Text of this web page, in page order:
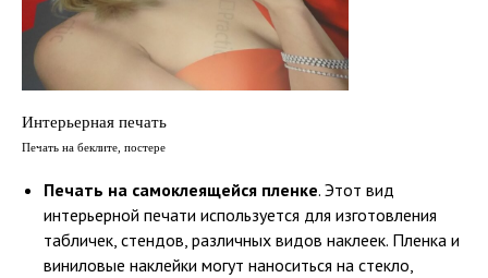
Интерьерная печать
Печать на беклите, постере
Печать на самоклеящейся пленке. Этот вид
интерьерной печати используется для изготовления
табличек, стендов, различных видов наклеек. Пленка и
виниловые наклейки могут наноситься на стекло,